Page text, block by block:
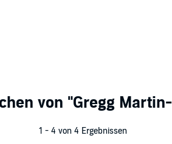
von "Gregg
1 - 4 von 4 Ergebnissen